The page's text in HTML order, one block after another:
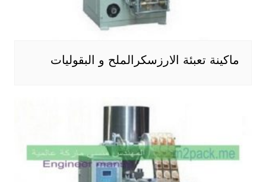
ماكينة تعبئة الارزسكرالملح و البقوليات